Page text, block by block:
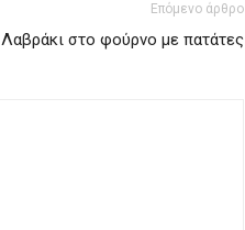
Επόμενο άρθρο
Λαβράκι στο φούρνο με πατάτες